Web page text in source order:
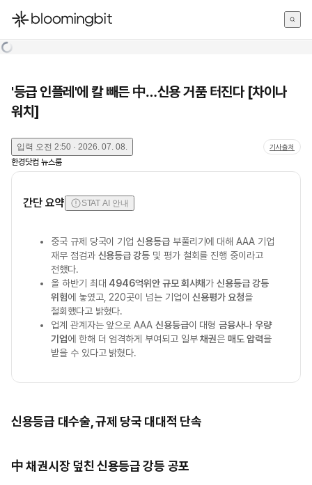
한국어
'등급 인플레'에 칼 빼든 中…신용 거품 터진다 [차이나
워치]
입력 오전 2:50 · 2026. 07. 08. 기사출처
한경닷컴 뉴스룸
간단 요약 STAT AI 안내
중국 규제 당국이 기업신용등급부풀리기에 대해 AAA 기업
재무 점검과 신용등급 강등 및 평가 철회를 진행 중이라고
전했다.
올 하반기 최대 4946억위안 규모 회사채가신용등급 강등
위험에 놓였고, 220곳이 넘는 기업이신용평가 요청을
철회했다고 밝혔다.
업계 관계자는 앞으로 AAA 신용등급이 대형금융사나 우량
기업에 한해 더 엄격하게 부여되고 일부채권은매도 압력을
받을 수 있다고 밝혔다.
신용등급 대수술, 규제 당국 대대적 단속
中 채권시장 덮친 신용등급 강등 공포